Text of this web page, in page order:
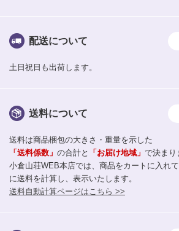
配送について
土日祝日も出荷します。
送料について
送料は商品梱包の大きさ・重量を示した
「送料係数」 の合計と 「お届け地域」 で決まり
小倉山荘WEB本店では、商品をカートに入れ
に送料を計算し、表示いたします。
送料自動計算ページはこちら >>